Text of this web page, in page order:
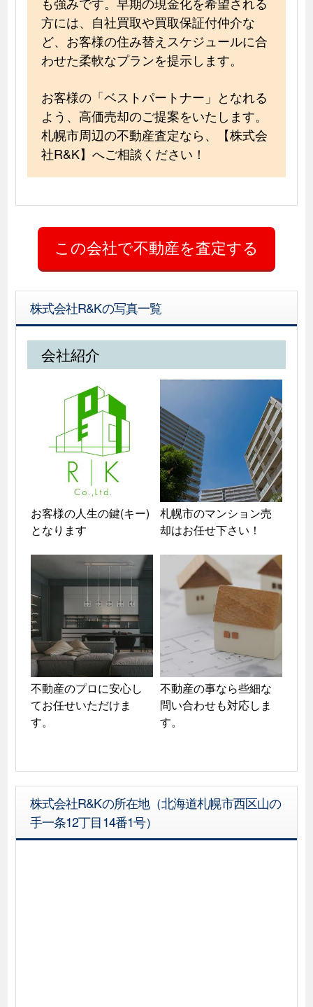
方には、自社買取や買取保証付仲介な
ど、お客様の住み替えスケジュールに合
わせた柔軟なプランを提示します。
お客様の「ベストパートナー」となれる
よう、高価売却のご提案をいたします。
札幌市周辺の不動産査定なら、【株式会
社R&K】へご相談ください！
株式会社R&Kの写真一覧
会社紹介
お客様の人生の鍵(キー)
となります
札幌市のマンション売
却はお任せ下さい！
不動産のプロに安心し
てお任せいただけま
す。
不動産の事なら些細な
問い合わせも対応しま
株式会社R&Kの所在地（北海道札幌市西区山の
手一条12丁目14番1号）